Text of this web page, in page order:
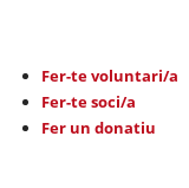
Fer-te voluntari/a
Fer-te soci/a
Fer un donatiu